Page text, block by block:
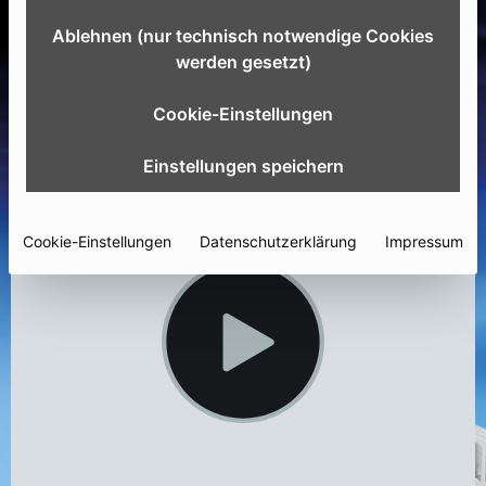
Ablehnen (nur technisch notwendige Cookies
werden gesetzt)
Cookie-Einstellungen
Einstellungen speichern
Cookie-Einstellungen Datenschutzerklärung Impressum